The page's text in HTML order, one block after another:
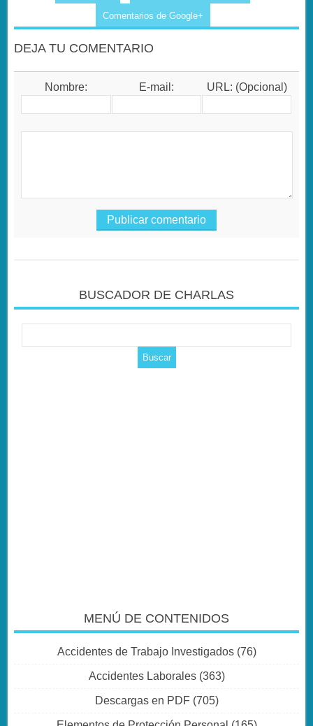
Comentarios de Google+
DEJA TU COMENTARIO
Nombre: E-mail: URL: (Opcional)
BUSCADOR DE CHARLAS
MENÚ DE CONTENIDOS
Accidentes de Trabajo Investigados(76)
Accidentes Laborales(363)
Descargas en PDF(705)